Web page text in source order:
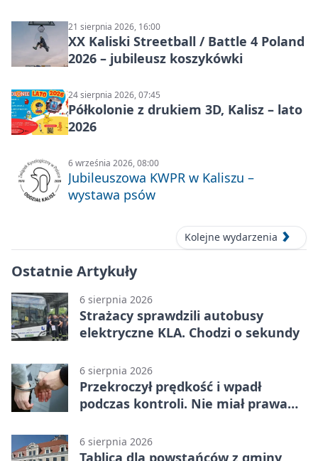
21 sierpnia 2026, 16:00
XX Kaliski Streetball / Battle 4 Poland
2026 – jubileusz koszykówki
24 sierpnia 2026, 07:45
Półkolonie z drukiem 3D, Kalisz – lato
2026
6 września 2026, 08:00
Jubileuszowa KWPR w Kaliszu –
wystawa psów
Kolejne wydarzenia
Ostatnie Artykuły
6 sierpnia 2026
Strażacy sprawdzili autobusy
elektryczne KLA. Chodzi o sekundy
6 sierpnia 2026
Przekroczył prędkość i wpadł
podczas kontroli. Nie miał prawa
6 sierpnia 2026
Tablica dla powstańców z gminy